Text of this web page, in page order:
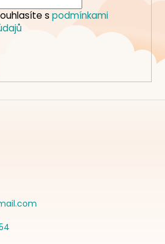
s podmínkami